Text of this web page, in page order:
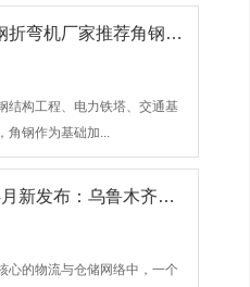
星空体育入口:2026角钢折弯机厂家推荐角钢成型机液压折弯机平推平推去房角机厂家优选指南！
结构工程、电力铁塔、交通基
角钢作为基础加...
星空体育入口:2026年4月新发布：乌鲁木齐库房重型货架实力厂家综合评测与选购指南
心的物流与仓储网络中，一个